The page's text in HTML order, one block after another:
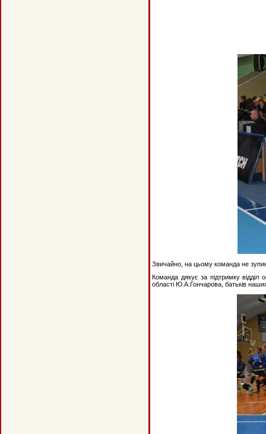
Звичайно, на цьому команда не
Команда дякує за підтримку
області Ю.А.Гончарова, батьків